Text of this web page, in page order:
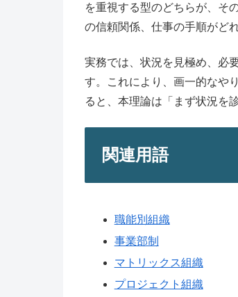
を重視する型のどちらが、そ
の信頼関係、仕事の手順がど
実務では、状況を見極め、必
す。これにより、画一的なや
ると、本理論は「まず状況を
関連用語
職能別組織
事業部制
マトリックス組織
プロジェクト組織